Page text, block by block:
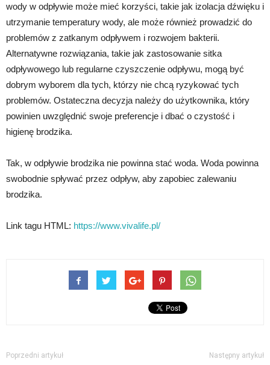
wody w odpływie może mieć korzyści, takie jak izolacja dźwięku i
utrzymanie temperatury wody, ale może również prowadzić do
problemów z zatkanym odpływem i rozwojem bakterii.
Alternatywne rozwiązania, takie jak zastosowanie sitka
odpływowego lub regularne czyszczenie odpływu, mogą być
dobrym wyborem dla tych, którzy nie chcą ryzykować tych
problemów. Ostateczna decyzja należy do użytkownika, który
powinien uwzględnić swoje preferencje i dbać o czystość i
higienę brodzika.
Tak, w odpływie brodzika nie powinna stać woda. Woda powinna
swobodnie spływać przez odpływ, aby zapobiec zalewaniu
brodzika.
Link tagu HTML: https://www.vivalife.pl/
Poprzedni artykuł Następny artykuł